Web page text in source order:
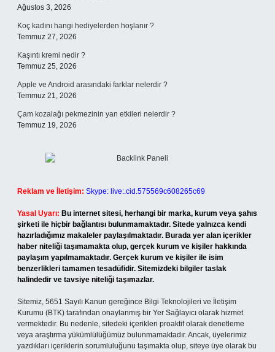
Ağustos 3, 2026
Koç kadını hangi hediyelerden hoşlanır ?
Temmuz 27, 2026
Kaşıntı kremi nedir ?
Temmuz 25, 2026
Apple ve Android arasındaki farklar nelerdir ?
Temmuz 21, 2026
Çam kozalağı pekmezinin yan etkileri nelerdir ?
Temmuz 19, 2026
Reklam ve İletişim: Skype: live:.cid.575569c608265c69
Yasal Uyarı: Bu internet sitesi, herhangi bir marka, kurum veya şahıs
şirketi ile hiçbir bağlantısı bulunmamaktadır. Sitede yalnızca kendi
hazırladığımız makaleler paylaşılmaktadır. Burada yer alan içerikler
haber niteliği taşımamakta olup, gerçek kurum ve kişiler hakkında
paylaşım yapılmamaktadır. Gerçek kurum ve kişiler ile isim
benzerlikleri tamamen tesadüfidir. Sitemizdeki bilgiler taslak
halindedir ve tavsiye niteliği taşımazlar.
Sitemiz, 5651 Sayılı Kanun gereğince Bilgi Teknolojileri ve İletişim
Kurumu (BTK) tarafından onaylanmış bir Yer Sağlayıcı olarak hizmet
vermektedir. Bu nedenle, sitedeki içerikleri proaktif olarak denetleme
veya araştırma yükümlülüğümüz bulunmamaktadır. Ancak, üyelerimiz
yazdıkları içeriklerin sorumluluğunu taşımakta olup, siteye üye olarak bu